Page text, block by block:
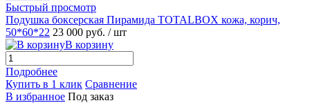
Быстрый просмотр
Подушка боксерская Пирамида TOTALBOX кожа, корич,
50*60*22 23 000 руб. / шт
В корзину
Подробнее
Купить в 1 клик Сравнение
В избранное Под заказ